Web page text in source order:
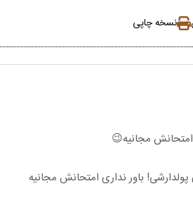
نسخه چاپی
باور نداری امتحانش مجانیه